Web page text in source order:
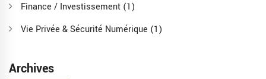
Finance / Investissement (1)
Vie Privée & Sécurité Numérique (1)
Archives